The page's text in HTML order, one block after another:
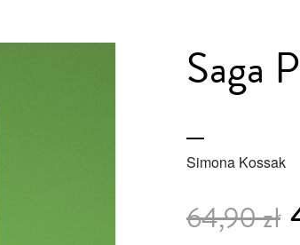
Saga
Simona Kossak
64,90 zł